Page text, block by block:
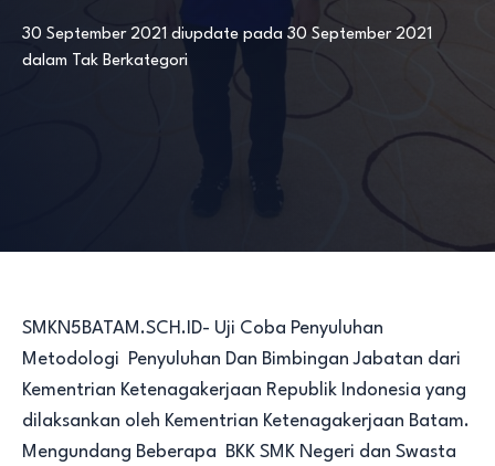
30 September 2021 diupdate pada 30 September 2021
dalam Tak Berkategori
SMKN5BATAM.SCH.ID- Uji Coba Penyuluhan
Metodologi Penyuluhan Dan Bimbingan Jabatan dari
Kementrian Ketenagakerjaan Republik Indonesia yang
dilaksankan oleh Kementrian Ketenagakerjaan Batam.
Mengundang Beberapa BKK SMK Negeri dan Swasta